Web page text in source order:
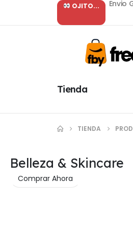
OJITO... Envio
Tienda
TIENDA
Belleza & Skincare
Comprar Ahora